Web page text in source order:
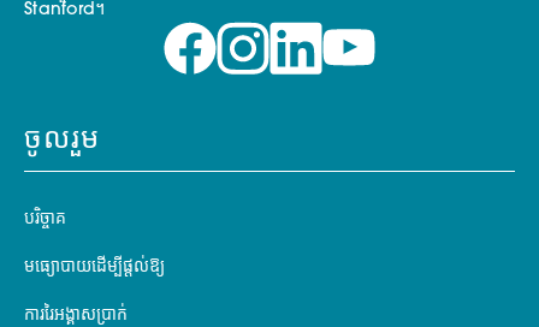
Stanford។
ចូលរួម
បរិច្ចាគ
មធ្យោបាយដើម្បីផ្តល់ឱ្យ
ការរៃអង្គាសប្រាក់